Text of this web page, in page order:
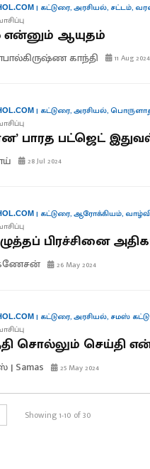
| கட்டுரை,அரசியல், சட்டம்,
ஆயுதம்
காந்தி 11 Aug 2024
| கட்டுரை,அரசியல்,
பாரத பட்ஜெட்
28 Jul 2024
| கட்டுரை,ஆரோக்கியம்,
பிரச்சினை
26 May 2024
| கட்டுரை,அரசியல், சமஸ்
சொல்லும் செய்தி
| Samas 25 May 2024
Showing 1-10 of 30